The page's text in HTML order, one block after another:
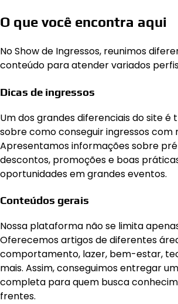
O que você encontra aqui
No Show de Ingressos, reunimos
conteúdo para atender variados
Dicas de ingressos
Um dos grandes diferenciais do site é
sobre como conseguir ingressos com
Apresentamos informações sobre
descontos, promoções e boas
oportunidades em grandes eventos.
Conteúdos gerais
Nossa plataforma não se limita
Oferecemos artigos de diferentes
comportamento, lazer, bem-estar,
mais. Assim, conseguimos entregar
completa para quem busca
frentes.